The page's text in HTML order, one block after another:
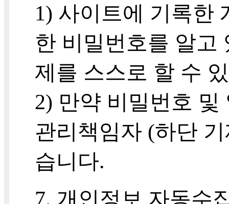
1) 사이트에 기록한
한 비밀번호를 알고
제를 스스로 할 수
2) 만약 비밀번호
관리책임자 (하단
습니다.
7. 개인정보 자동수